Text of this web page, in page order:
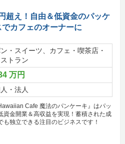
超え！自由＆低資金のパッケ
カフェのオーナーに
・スイーツ、カフェ・喫茶店・
トラン
万円
・法人
Cafe 魔法のパンケーキ』はパッ
資金開業＆高収益を実現！蓄積された成
独立できる注目のビジネスです！